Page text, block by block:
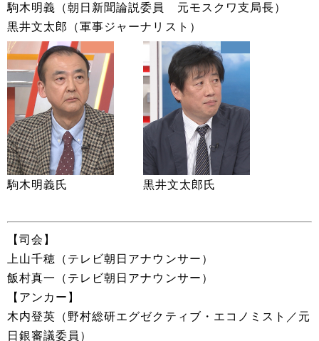
駒木明義（朝日新聞論説委員 元モスクワ支局長）
黒井文太郎（軍事ジャーナリスト）
駒木明義氏 黒井文太郎氏
【司会】
上山千穂（テレビ朝日アナウンサー）
飯村真一（テレビ朝日アナウンサー）
【アンカー】
木内登英（野村総研エグゼクティブ・エコノミスト／元
日銀審議委員）